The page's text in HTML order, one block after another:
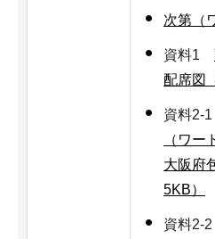
次第（
資料1
配席図
資料2-
（ワー
大阪府
5KB）
資料2-